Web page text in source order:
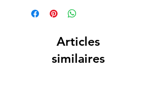
Articles
similaires